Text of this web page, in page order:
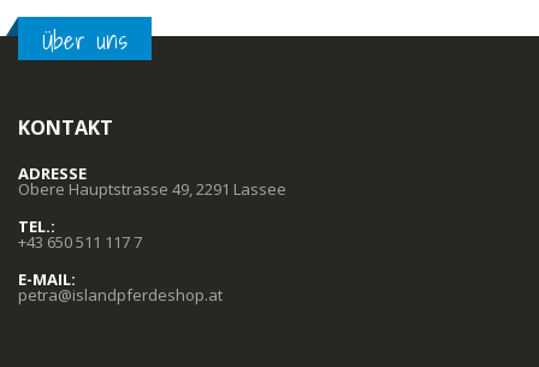
Über uns
KONTAKT
ADRESSE
Obere Hauptstrasse 49, 2291 Lassee
TEL.:
+43 650 511 117 7
E-MAIL:
petra@islandpferdeshop.at